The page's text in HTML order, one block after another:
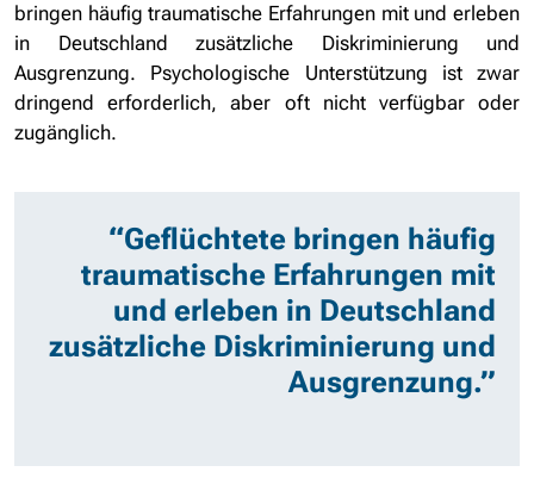
bringen häufig traumatische Erfahrungen mit und erleben
in Deutschland zusätzliche Diskriminierung und
Ausgrenzung. Psychologische Unterstützung ist zwar
dringend erforderlich, aber oft nicht verfügbar oder
zugänglich.
“Geflüchtete bringen häufig
traumatische Erfahrungen mit
und erleben in Deutschland
zusätzliche Diskriminierung und
Ausgrenzung.”